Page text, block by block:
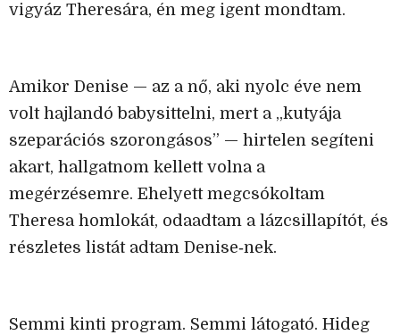
vigyáz Theresára, én meg igent mondtam.
Amikor Denise — az a nő, aki nyolc éve nem
volt hajlandó babysittelni, mert a „kutyája
szeparációs szorongásos” — hirtelen segíteni
akart, hallgatnom kellett volna a
megérzésemre. Ehelyett megcsókoltam
Theresa homlokát, odaadtam a lázcsillapítót, és
részletes listát adtam Denise‑nek.
Semmi kinti program. Semmi látogató. Hideg